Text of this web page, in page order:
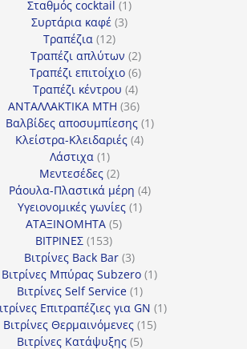
προϊόν
Σταθμός cocktail 11
Συρτάρια καφέ 33
Τραπέζια 1212
προϊόντα
Τραπέζι απλύτων 22
προϊόντα
Τραπέζι επιτοίχιο 66
προϊόντα
Τραπέζι κέντρου 44
προϊόντα
ΑΝΤΑΛΛΑΚΤΙΚΑ MTH 3636
προϊόντα
Βαλβίδες αποσυμπίεσης 11
Κλείστρα-Κλειδαριές 44
Λάστιχα 11
προϊόν
Μεντεσέδες 22
προϊόντα
Ράουλα-Πλαστικά μέρη 44
Υγειονομικές γωνίες 11
ΑΤΑΞΙΝΟΜΗΤΑ 55
ΒΙΤΡΙΝΕΣ 153153
προϊόντα
Βιτρίνες Back Bar 33
προϊόντα
Βιτρίνες Mπύρας Subzero 11
Βιτρίνες Self Service 11
προϊόν
Επιτραπέζιες για GN 11
Βιτρίνες Θερμαινόμενες 1515
Βιτρίνες Κατάψυξης 55